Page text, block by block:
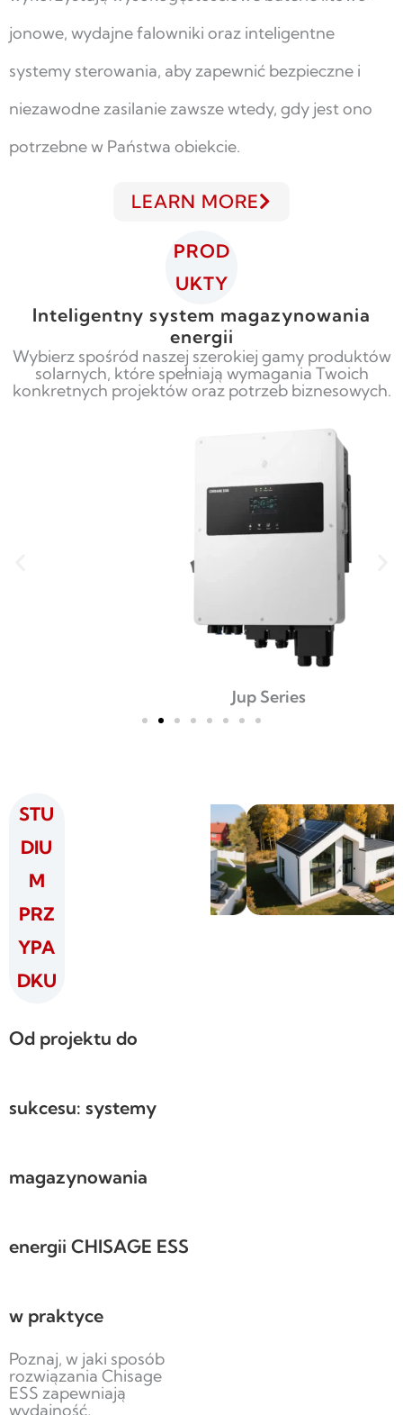
jonowe, wydajne falowniki oraz inteligentne
systemy sterowania, aby zapewnić bezpieczne i
niezawodne zasilanie zawsze wtedy, gdy jest ono
potrzebne w Państwa obiekcie.
LEARN MORE
PROD
UKTY
Inteligentny system magazynowania
energii
Wybierz spośród naszej szerokiej gamy produktów
solarnych, które spełniają wymagania Twoich
konkretnych projektów oraz potrzeb biznesowych.
Jup Series
STU
DIU
M
PRZ
YPA
DKU
Od projektu do
sukcesu: systemy
magazynowania
energii CHISAGE ESS
w praktyce
Poznaj, w jaki sposób
rozwiązania Chisage
ESS zapewniają
wydajność,